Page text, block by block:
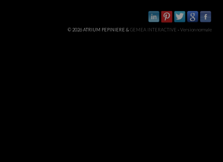
© 2026 ATRIUM PEPINIERE &GEMEA INTERACTIVE -Version normale